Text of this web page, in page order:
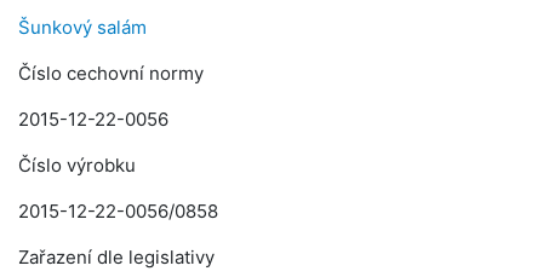
Šunkový salám
Číslo cechovní normy
2015-12-22-0056
Číslo výrobku
2015-12-22-0056/0858
Zařazení dle legislativy